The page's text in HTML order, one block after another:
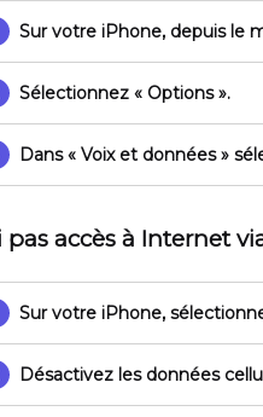
Sur votre iPhone, depuis le
Sélectionnez « Options ».
Dans« Voix et données »
pas accès à Internet
Sur votre iPhone,
Désactivez les données